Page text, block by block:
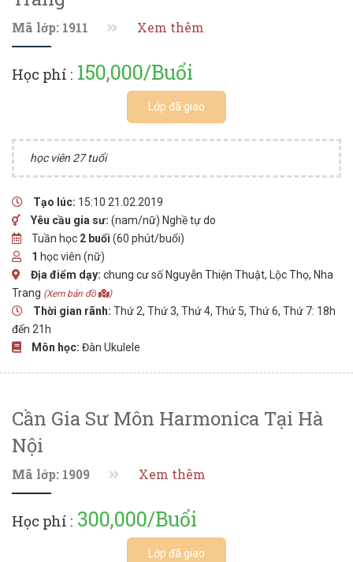
Mã lớp: 1911 Xem thêm
Học phí : 150,000/Buổi
Lớp đã giao
học viên 27 tuổi
Tạo lúc: 15:10 21.02.2019
Yêu cầu gia sư: (nam/nữ) Nghề tự do
Tuần học 2 buổi (60 phút/buổi)
1 học viên (nữ)
Địa điểm dạy: chung cư số Nguyễn Thiện Thuật, Lộc Thọ, Nha
Trang (Xem bản đồ )
Thời gian rãnh: Thứ 2, Thứ 3, Thứ 4, Thứ 5, Thứ 6, Thứ 7: 18h
đến 21h
Môn học: Đàn Ukulele
Cần Gia Sư Môn Harmonica Tại Hà
Nội
Mã lớp: 1909 Xem thêm
Học phí : 300,000/Buổi
Lớp đã giao